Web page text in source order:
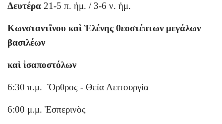
Δευτέρα 21-5 π. ἡμ. / 3-6 ν. ἡμ.
Κωνσταντῖνου καὶ Ἑλένης θεοστέπτων μεγάλων
βασιλέων
καὶ ἰσαποστόλων
6:30 π.μ. Ὄρθρος - Θεία Λειτουργία
6:00 μ.μ. Ἑσπερινὸς